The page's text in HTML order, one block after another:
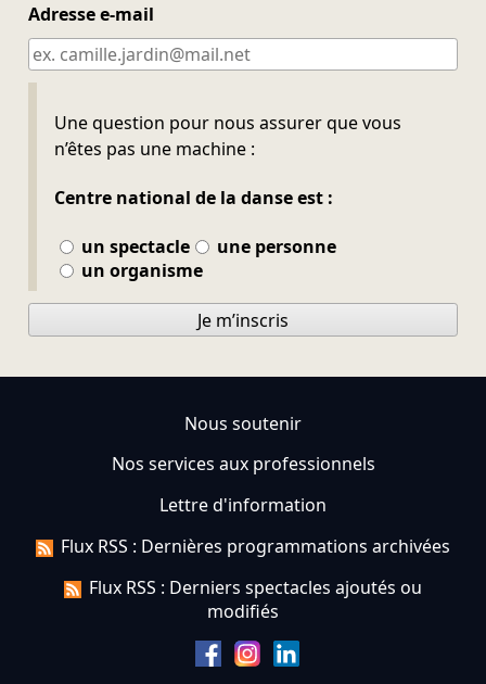
Adresse e-mail
Une question pour nous assurer que vous
n’êtes pas une machine :
Centre national de la danse est :
un spectacle
une personne
un organisme
Ne pas remplir
Je m’inscris
Nous soutenir
Nos services aux professionnels
Lettre d'information
Flux RSS : Dernières programmations archivées
Flux RSS : Derniers spectacles ajoutés ou
modifiés